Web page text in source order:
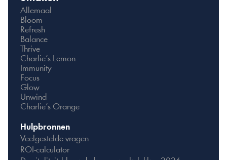
Allemaal
Bloom
Refresh
Balance
Thrive
Charlie’s Lemon
Immunity
Focus
Glow
Unwind
Charlie’s Orange
Hulpbronnen
Veelgestelde vragen
ROI-calculator